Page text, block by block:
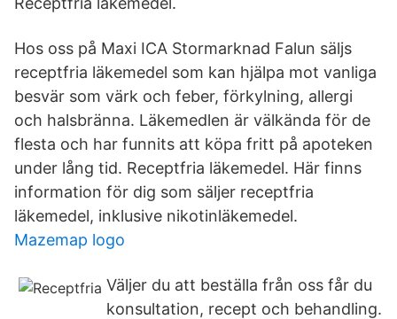
Hos oss på Maxi ICA Stormarknad Falun säljs
receptfria läkemedel som kan hjälpa mot vanliga
besvär som värk och feber, förkylning, allergi
och halsbränna. Läkemedlen är välkända för de
flesta och har funnits att köpa fritt på apoteken
under lång tid. Receptfria läkemedel. Här finns
information för dig som säljer receptfria
läkemedel, inklusive nikotinläkemedel.
Mazemap logo
Väljer du att beställa från oss får du
konsultation, recept och behandling.